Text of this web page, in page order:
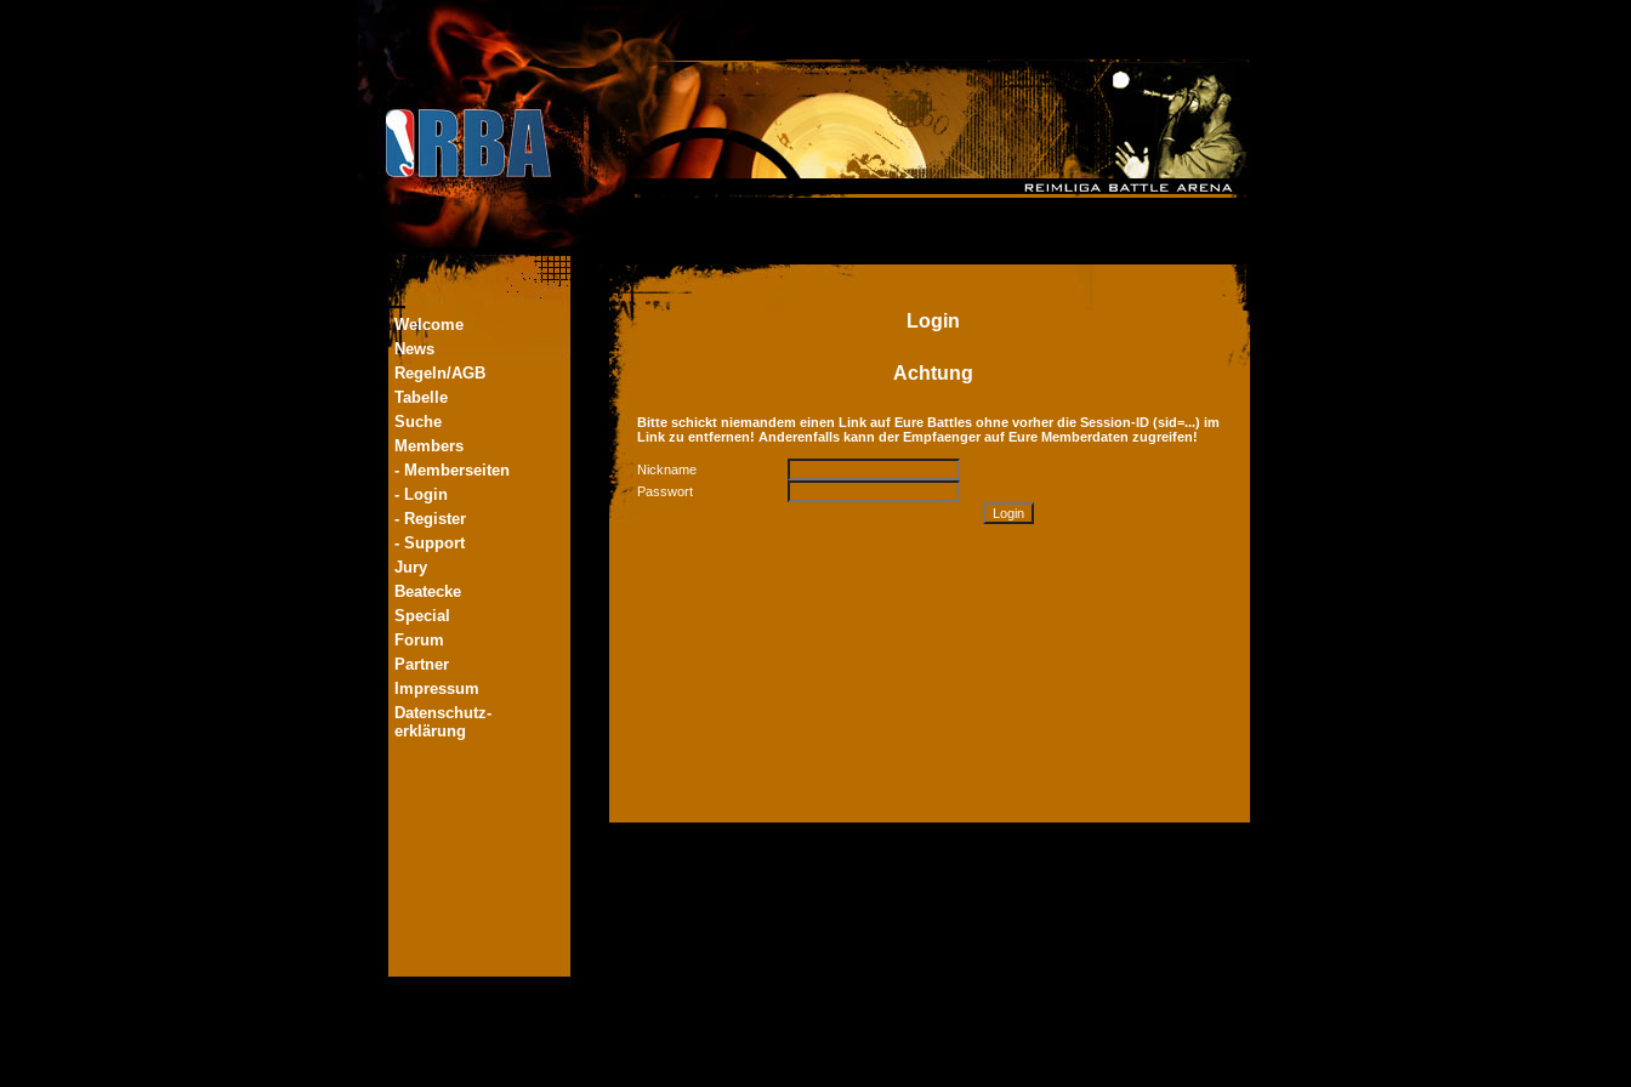
Welcome
News
Regeln/AGB
Tabelle
Suche
Members
- Memberseiten
- Login
- Register
- Support
Jury
Beatecke
Special
Forum
Partner
Impressum
Datenschutz-
erklärung
Login
Achtung
Bitte schickt niemandem einen Link auf Eure Battles ohne vorher die Session-ID (sid=...) im
Link zu entfernen! Anderenfalls kann der Empfaenger auf Eure Memberdaten zugreifen!
Nickname
Passwort